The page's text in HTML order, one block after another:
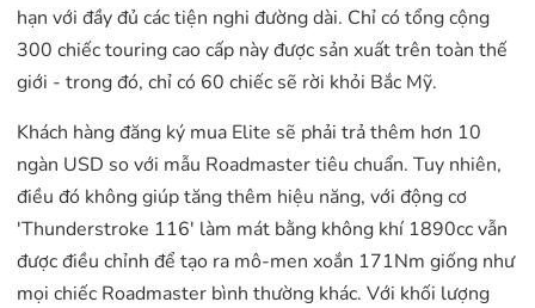
hạn với đầy đủ các tiện nghi đường dài. Chỉ có tổng cộng
300 chiếc touring cao cấp này được sản xuất trên toàn thế
giới - trong đó, chỉ có 60 chiếc sẽ rời khỏi Bắc Mỹ.
Khách hàng đăng ký mua Elite sẽ phải trả thêm hơn 10
ngàn USD so với mẫu Roadmaster tiêu chuẩn. Tuy nhiên,
điều đó không giúp tăng thêm hiệu năng, với động cơ
'Thunderstroke 116' làm mát bằng không khí 1890cc vẫn
được điều chỉnh để tạo ra mô-men xoắn 171Nm giống như
mọi chiếc Roadmaster bình thường khác. Với khối lượng